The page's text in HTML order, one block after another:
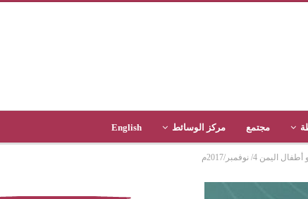
مجتمع مركز الوسائط English
نوفمبر/2017م